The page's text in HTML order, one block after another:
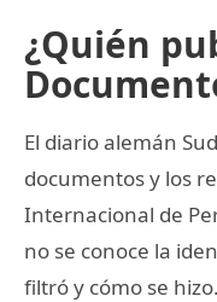
¿Quién
El diario alemán
documentos y los
Internacional de
no se conoce la
filtró y cómo se